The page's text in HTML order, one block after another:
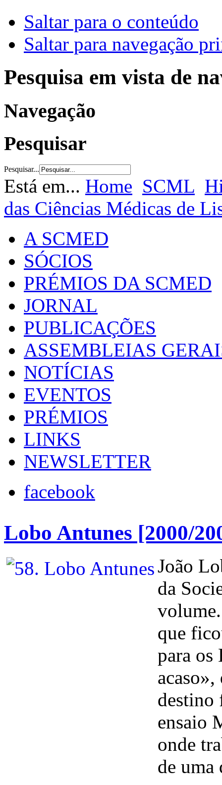
Saltar para o conteúdo
Saltar para navegação
Pesquisa em vista de
Navegação
Pesquisar
Pesquisar...
Está em... Home SCML
das Ciências Médicas de
A SCMED
SÓCIOS
PRÉMIOS DA SCMED
JORNAL
PUBLICAÇÕES
ASSEMBLEIAS
NOTÍCIAS
EVENTOS
PRÉMIOS
LINKS
NEWSLETTER
facebook
Lobo Antunes [2000/
João
da
que
para os
destino
ensaio
onde
de uma